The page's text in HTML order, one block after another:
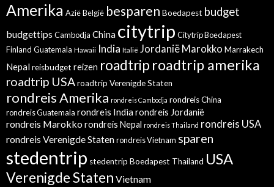
Amerika AziëBelgië besparen Boedapest budget
budgettips Cambodja China citytrip Citytrip Boedapest
Finland Guatemala Hawaii India Italië Jordanië Marokko Marrakech
Nepalreisbudget reizen roadtrip roadtrip amerika
roadtrip USAroadtrip Verenigde Staten
rondreis Amerika rondreis Cambodja rondreis China
rondreis Guatemala rondreis Indiarondreis Jordanië
rondreis Marokkorondreis Nepal rondreis Thailand rondreis USA
rondreis Verenigde Statenrondreis Vietnam sparen
stedentrip stedentrip Boedapest Thailand USA
Verenigde Staten Vietnam